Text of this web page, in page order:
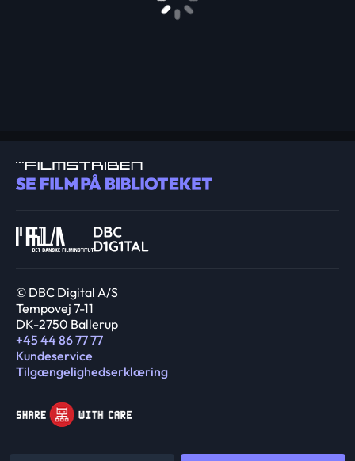
© DBC Digital A/S
Tempovej 7-11
DK-2750 Ballerup
+45 44 86 77 77
Kundeservice
Tilgængelighedserklæring